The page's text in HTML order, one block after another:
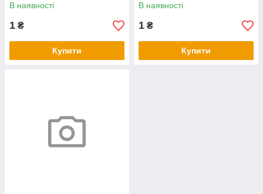
В наявності
1 ₴
Купити
В наявності
1 ₴
Купити